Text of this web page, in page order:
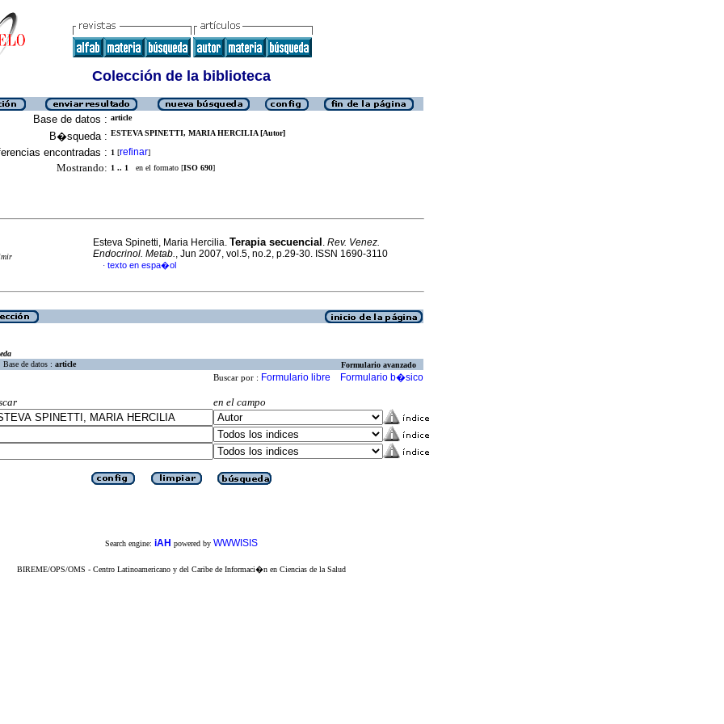
Colección de la biblioteca
Base de datos : article
B�squeda : ESTEVA SPINETTI, MARIA HERCILIA [Autor]
encontradas : 1 [refinar]
Mostrando: 1 .. 1 en el formato [ISO 690]
Esteva Spinetti, Maria Hercilia. Terapia secuencial . Rev. Venez.
Endocrinol. Metab., Jun 2007, vol.5, no.2, p.29-30. ISSN 1690-3110
· texto en espa�ol
Base de datos : article Formulario avanzado
Buscar por : Formulario libre Formulario b�sico
en el campo
Search engine: iAH powered by WWWISIS
BIREME/OPS/OMS - Centro Latinoamericano y del Caribe de Informaci�n en Ciencias de la Salud